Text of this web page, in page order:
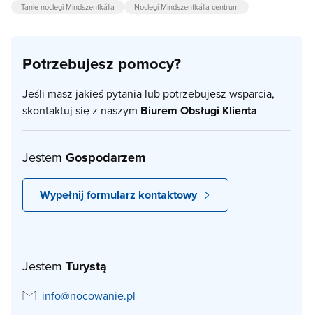
Tanie noclegi Mindszentkálla Noclegi Mindszentkálla centrum
Potrzebujesz pomocy?
Jeśli masz jakieś pytania lub potrzebujesz wsparcia,
skontaktuj się z naszym Biurem Obsługi Klienta
Jestem Gospodarzem
Wypełnij formularz kontaktowy
Jestem Turystą
info@nocowanie.pl